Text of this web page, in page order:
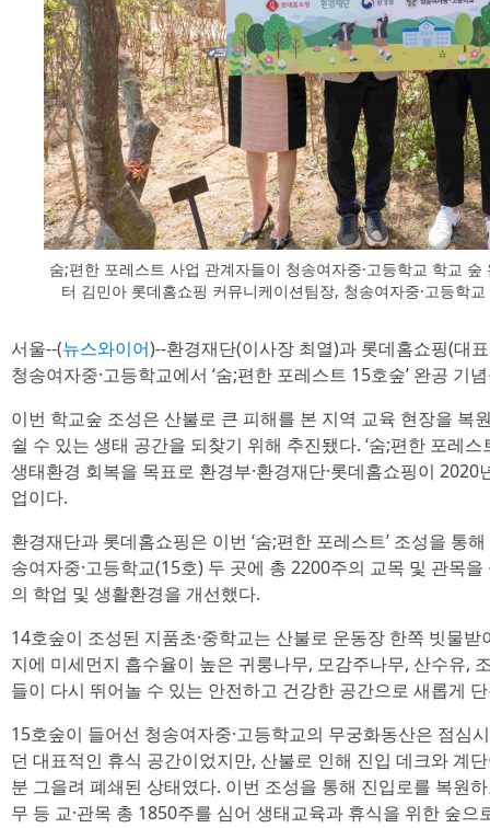
숨;편한 포레스트 사업 관계자들이 청송여자중·고등학교 학교
터 김민아 롯데홈쇼핑 커뮤니케이션팀장, 청송여자중·고등학
서울--(뉴스와이어)--환경재단(이사장 최열)과 롯데홈쇼핑(대
청송여자중·고등학교에서 ‘숨;편한 포레스트 15호숲’ 완공 기
이번 학교숲 조성은 산불로 큰 피해를 본 지역 교육 현장을 복
쉴 수 있는 생태 공간을 되찾기 위해 추진됐다. ‘숨;편한 포레
생태환경 회복을 목표로 환경부·환경재단·롯데홈쇼핑이
업이다.
환경재단과 롯데홈쇼핑은 이번 ‘숨;편한 포레스트’ 조성을 통
송여자중·고등학교(15호) 두 곳에 총 2200주의 교목 및 관목
의 학업 및 생활환경을 개선했다.
14호숲이 조성된 지품초·중학교는 산불로 운동장 한쪽 빗물
지에 미세먼지 흡수율이 높은 귀룽나무, 모감주나무, 산수유,
들이 다시 뛰어놀 수 있는 안전하고 건강한 공간으로 새롭게
15호숲이 들어선 청송여자중·고등학교의 무궁화동산은 점심
던 대표적인 휴식 공간이었지만, 산불로 인해 진입 데크와 계
분 그을려 폐쇄된 상태였다. 이번 조성을 통해 진입로를 복원
무 등 교·관목 총 1850주를 심어 생태교육과 휴식을 위한 숲으